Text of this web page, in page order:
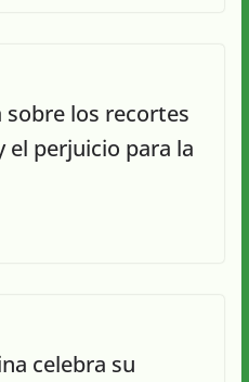
sobre los recortes
el perjuicio para la
celebra su